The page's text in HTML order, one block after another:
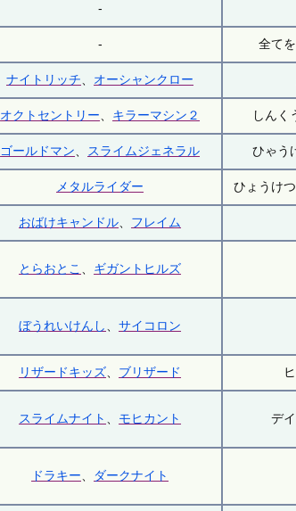
-
- 全て
ナイトリッチ、 オーシャンクロー
オクトセントリー、 キラーマシン２ しんく
ゴールドマン、 スライムジェネラル ひゃう
メタルライダー ひょうけ
おばけキャンドル、 フレイム
とらおとこ 、 ギガントヒルズ
ぼうれいけんし、サイコロン
リザードキッズ、 ブリザード
スライムナイト 、 モヒカント デ
ドラキー、 ダークナイト